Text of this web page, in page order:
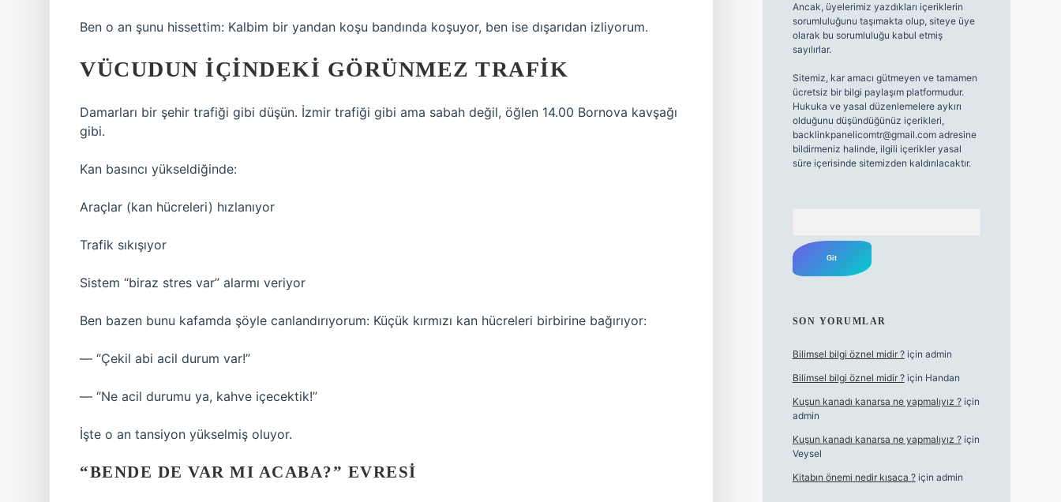
Ben o an şunu hissettim: Kalbim bir yandan koşu bandında koşuyor, ben ise dışarıdan izliyorum.
VÜCUDUN IÇINDEKI GÖRÜNMEZ TRAFIK
Damarları bir şehir trafiği gibi düşün. İzmir trafiği gibi ama sabah değil, öğlen 14.00 Bornova kavşağı
gibi.
Kan basıncı yükseldiğinde:
Araçlar (kan hücreleri) hızlanıyor
Trafik sıkışıyor
Sistem “biraz stres var” alarmı veriyor
Ben bazen bunu kafamda şöyle canlandırıyorum: Küçük kırmızı kan hücreleri birbirine bağırıyor:
— “Çekil abi acil durum var!”
— “Ne acil durumu ya, kahve içecektik!”
İşte o an tansiyon yükselmiş oluyor.
“BENDE DE VAR MI ACABA?” EVRESI
Ancak, üyelerimiz yazdıkları içeriklerin
sorumluluğunu taşımakta olup, siteye üye
olarak bu sorumluluğu kabul etmiş
sayılırlar.
Sitemiz, kar amacı gütmeyen ve tamamen
ücretsiz bir bilgi paylaşım platformudur.
Hukuka ve yasal düzenlemelere aykırı
olduğunu düşündüğünüz içerikleri,
backlinkpanelicomtr@gmail.comadresine
bildirmeniz halinde, ilgili içerikler yasal
süre içerisinde sitemizden kaldırılacaktır.
SON YORUMLAR
Bilimsel bilgi öznel midir ?için admin
Bilimsel bilgi öznel midir ?için Handan
Kuşun kanadı kanarsa ne yapmalıyız ?için
admin
Kuşun kanadı kanarsa ne yapmalıyız ?için
Veysel
Kitabın önemi nedir kısaca ?için admin